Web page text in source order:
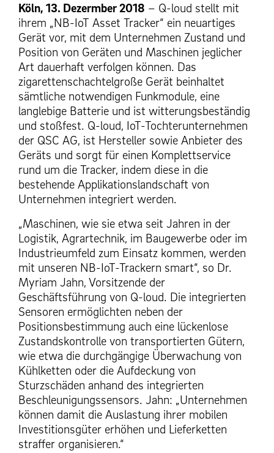
Köln, 13. Dezermber 2018 – Q-loud stellt mit
ihrem „NB-IoT Asset Tracker“ ein neuartiges
Gerät vor, mit dem Unternehmen Zustand und
Position von Geräten und Maschinen jeglicher
Art dauerhaft verfolgen können. Das
zigarettenschachtelgroße Gerät beinhaltet
sämtliche notwendigen Funkmodule, eine
langlebige Batterie und ist witterungsbeständig
und stoßfest. Q-loud, IoT-Tochterunternehmen
der QSC AG, ist Hersteller sowie Anbieter des
Geräts und sorgt für einen Komplettservice
rund um die Tracker, indem diese in die
bestehende Applikationslandschaft von
Unternehmen integriert werden.
„Maschinen, wie sie etwa seit Jahren in der
Logistik, Agrartechnik, im Baugewerbe oder im
Industrieumfeld zum Einsatz kommen, werden
mit unseren NB-IoT-Trackern smart“, so Dr.
Myriam Jahn, Vorsitzende der
Geschäftsführung von Q-loud. Die integrierten
Sensoren ermöglichten neben der
Positionsbestimmung auch eine lückenlose
Zustandskontrolle von transportierten Gütern,
wie etwa die durchgängige Überwachung von
Kühlketten oder die Aufdeckung von
Sturzschäden anhand des integrierten
Beschleunigungssensors. Jahn: „Unternehmen
können damit die Auslastung ihrer mobilen
Investitionsgüter erhöhen und Lieferketten
straffer organisieren.“